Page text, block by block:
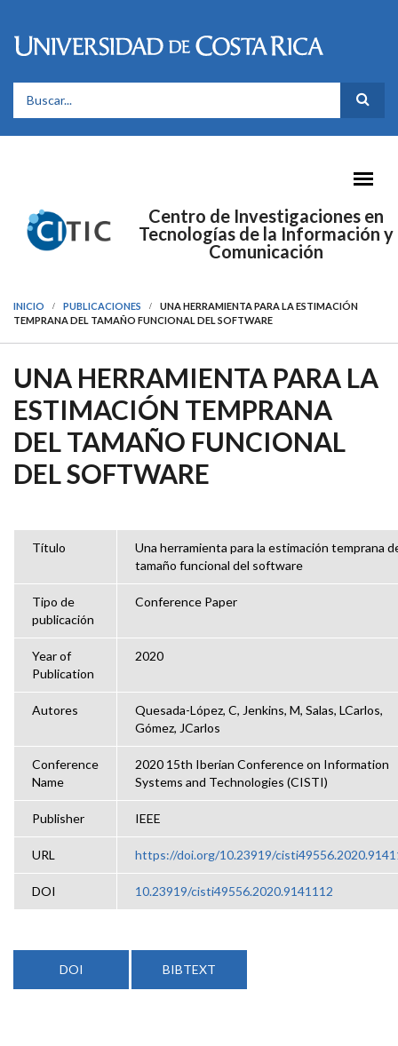
FORMULARIO DE BÚSQUEDA
Centro de Investigaciones en
Tecnologías de la Información y
Comunicación
INICIO PUBLICACIONES
UNA HERRAMIENTA PARA LA ESTIMACIÓN
TEMPRANA DEL TAMAÑO FUNCIONAL DEL SOFTWARE
UNA HERRAMIENTA PARA LA
ESTIMACIÓN TEMPRANA
DEL TAMAÑO FUNCIONAL
DEL SOFTWARE
Título
Una herramienta para la estimación temprana
tamaño funcional del software
Tipo de
publicación
Conference Paper
Year of
Publication
2020
Autores
Quesada-López, C, Jenkins, M, Salas, LCarlos,
Gómez, JCarlos
Conference
Name
2020 15th Iberian Conference on Information
Systems and Technologies (CISTI)
Publisher IEEE
URL https://doi.org/10.23919/
DOI 10.23919/cisti49556.2020.9141112
DOI BIBTEXT